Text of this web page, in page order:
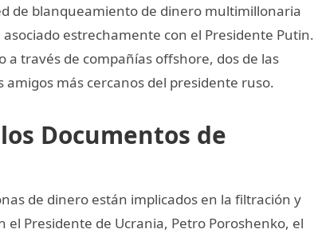
de blanqueamiento de dinero multimillonaria
estrechamente con el Presidente Putin.
través de compañías offshore, dos de las
más cercanos del presidente ruso.
Documentos de
de dinero están implicados en la filtración y
Presidente de Ucrania, Petro Poroshenko, el